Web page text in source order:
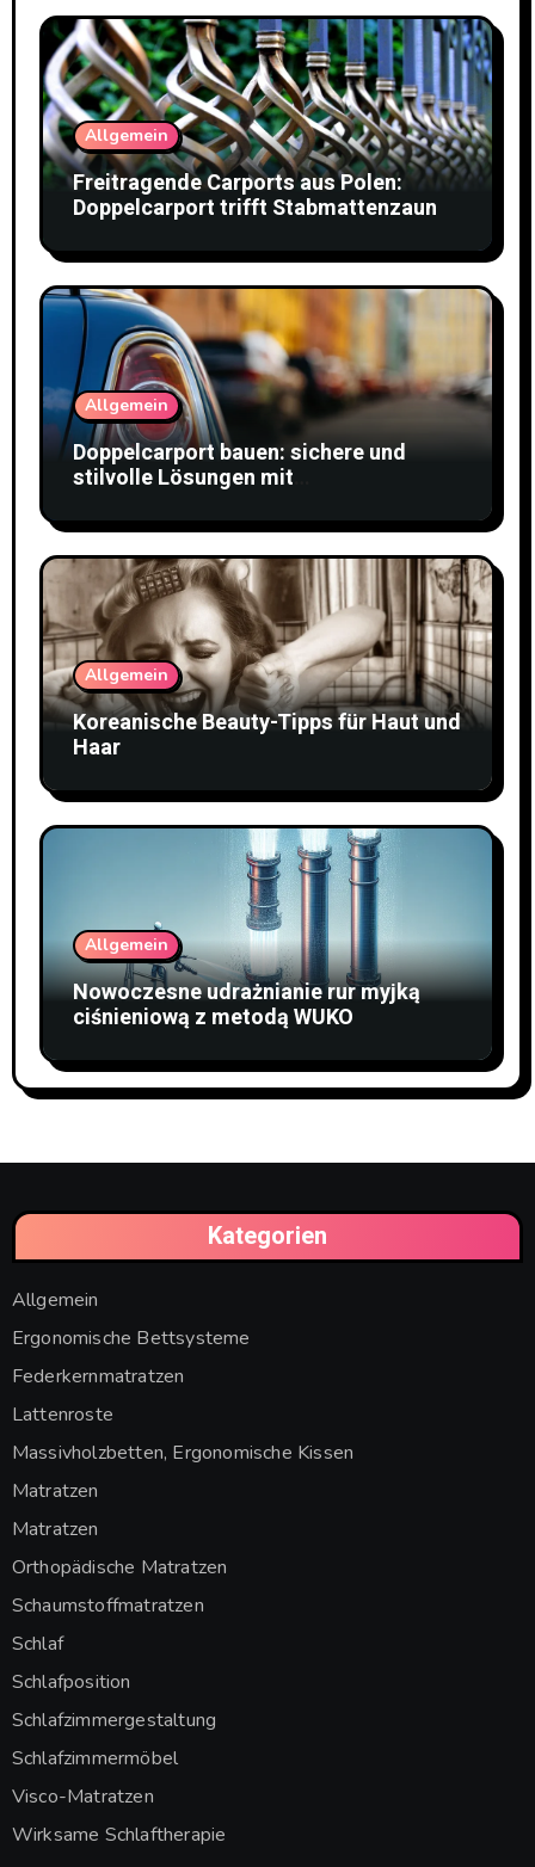
Allgemein
Freitragende Carports aus Polen:
Doppelcarport trifft Stabmattenzaun
Allgemein
Doppelcarport bauen: sichere und
stilvolle Lösungen mit
Allgemein
Koreanische Beauty-Tipps für Haut und
Haar
Allgemein
Nowoczesne udrażnianie rur myjką
ciśnieniową z metodą WUKO
Kategorien
Allgemein
Ergonomische Bettsysteme
Federkernmatratzen
Lattenroste
Massivholzbetten, Ergonomische Kissen
Matratzen
Matratzen
Orthopädische Matratzen
Schaumstoffmatratzen
Schlaf
Schlafposition
Schlafzimmergestaltung
Schlafzimmermöbel
Visco-Matratzen
Wirksame Schlaftherapie